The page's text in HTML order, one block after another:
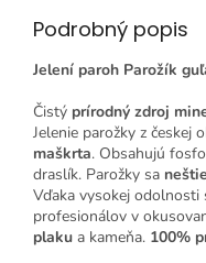
Podrobný popis
Jelení paroh Parožík
Čistý prírodný zdroj
Jelenie parožky z českej
maškrta. Obsahujú
draslík. Parožky sa
Vďaka vysokej odolnosti
profesionálov v
plaku a kameňa. 100%